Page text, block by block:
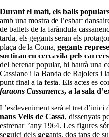
Durant el matí, els balls
amb una mostra de l’esbart
de ballets de la faràndula
tarda, els gegants seran els
plaça de la Coma, gegants
sortiran en cercavila pels
del berenar popular, hi haurà una
Cassiano i la Banda de Rajolers i
punt final a la festa. Els actes es
faraons Cassanencs, a la sala
L’esdeveniment serà el tret d’inici
nans Vells de Cassà, dissenyats
estrenar l’any 1964. Les figures
seguici dels gegants, dos taps de